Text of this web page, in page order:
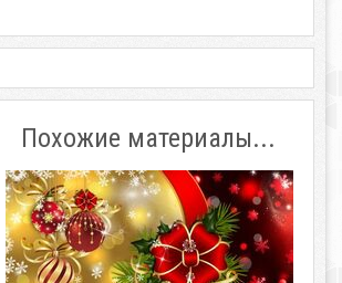
Похожие материалы...